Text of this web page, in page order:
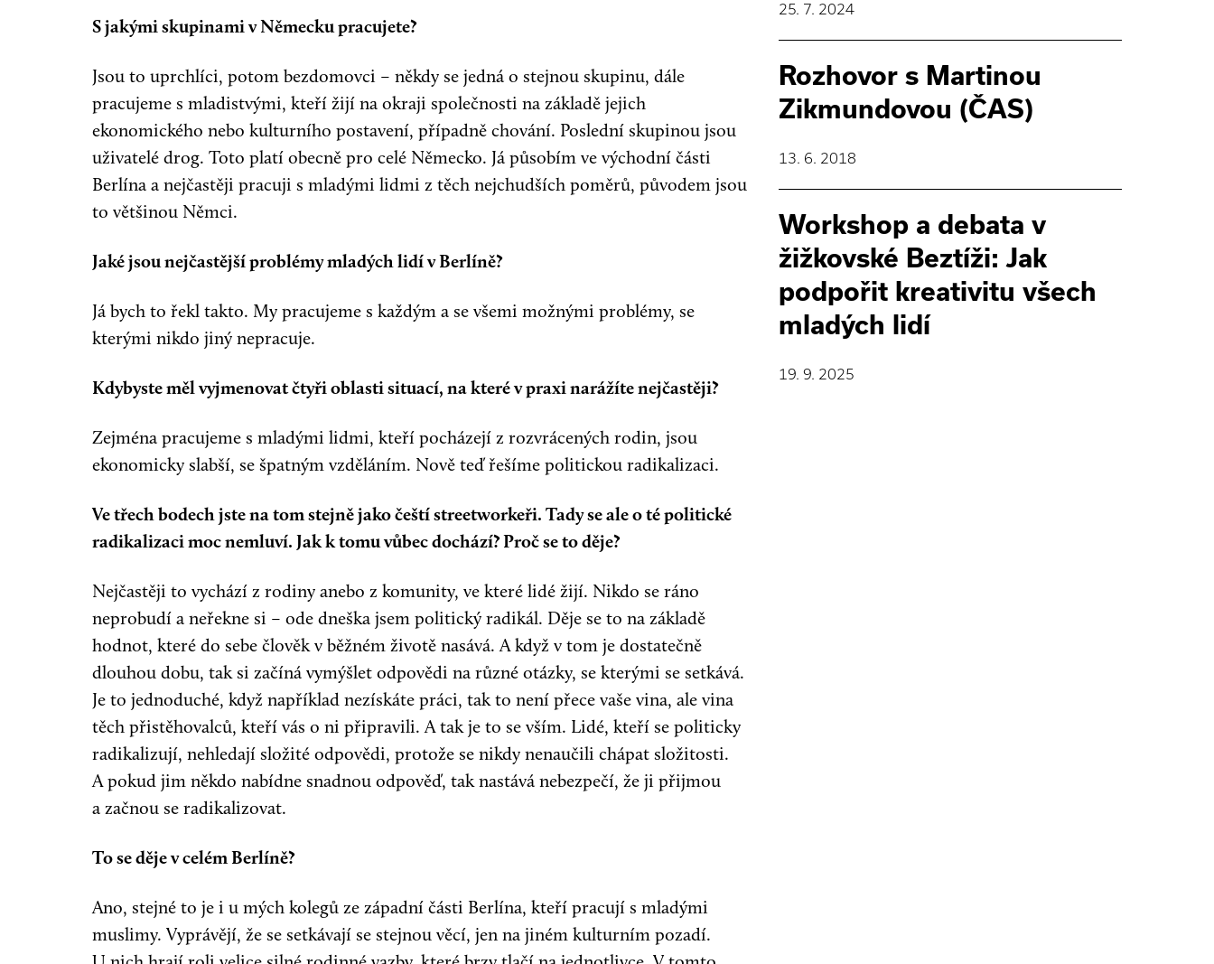
S jakými skupinami v Německu pracujete?
Jsou to uprchlíci, potom bezdomovci – někdy se jedná o stejnou skupinu, dále
pracujeme s mladistvými, kteří žijí na okraji společnosti na základě jejich
ekonomického nebo kulturního postavení, případně chování. Poslední skupinou jsou
uživatelé drog. Toto platí obecně pro celé Německo. Já působím ve východní části
Berlína a nejčastěji pracuji s mladými lidmi z těch nejchudších poměrů, původem jsou
to většinou Němci.
Jaké jsou nejčastější problémy mladých lidí v Berlíně?
Já bych to řekl takto. My pracujeme s každým a se všemi možnými problémy, se
kterými nikdo jiný nepracuje.
Kdybyste měl vyjmenovat čtyři oblasti situací, na které v praxi narážíte nejčastěji?
Zejména pracujeme s mladými lidmi, kteří pocházejí z rozvrácených rodin, jsou
ekonomicky slabší, se špatným vzděláním. Nově teď řešíme politickou radikalizaci.
Ve třech bodech jste na tom stejně jako čeští streetworkeři. Tady se ale o té politické
radikalizaci moc nemluví. Jak k tomu vůbec dochází? Proč se to děje?
Nejčastěji to vychází z rodiny anebo z komunity, ve které lidé žijí. Nikdo se ráno
neprobudí a neřekne si – ode dneška jsem politický radikál. Děje se to na základě
hodnot, které do sebe člověk v běžném životě nasává. A když v tom je dostatečně
dlouhou dobu, tak si začíná vymýšlet odpovědi na různé otázky, se kterými se setkává.
Je to jednoduché, když například nezískáte práci, tak to není přece vaše vina, ale vina
těch přistěhovalců, kteří vás o ni připravili. A tak je to se vším. Lidé, kteří se politicky
radikalizují, nehledají složité odpovědi, protože se nikdy nenaučili chápat složitosti.
A pokud jim někdo nabídne snadnou odpověď, tak nastává nebezpečí, že ji přijmou
a začnou se radikalizovat.
To se děje v celém Berlíně?
Ano, stejné to je i u mých kolegů ze západní části Berlína, kteří pracují s mladými
muslimy. Vyprávějí, že se setkávají se stejnou věcí, jen na jiném kulturním pozadí.
25. 7. 2024
Rozhovor s Martinou
Zikmundovou (ČAS)
13. 6. 2018
Workshop a debata v
žižkovské Beztíži: Jak
podpořit kreativitu všech
mladých lidí
19. 9. 2025